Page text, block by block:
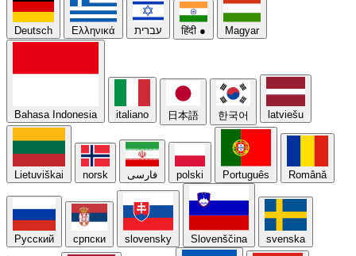
Deutsch Ελληνικά עברית हिंदी ● Magyar
Bahasa Indonesia italiano 日本語 한국어 latviešu
Lietuviškai norsk فارسی polski Português Română
Русский српски slovensky Slovenščina svenska